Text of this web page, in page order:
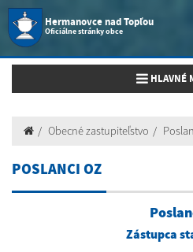
Hermanovce nad Topľou
Oficiálne stránky obce
ToggleHLAVNÉ
Obecné zastupiteľstvo
POSLANCI OZ
Zástupca